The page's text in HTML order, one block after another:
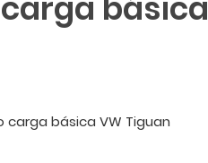
básica VW Tiguan